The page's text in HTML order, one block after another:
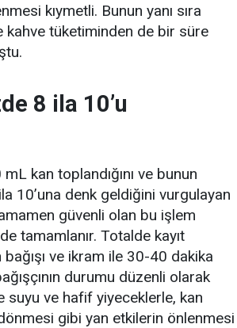
kıymetli. Bunun yanı sıra
tüketiminden de bir süre
8 ila 10’u
kan toplandığını ve bunun
10’una denk geldiğini vurgulayan
güvenli olan bu işlem
tamamlanır. Totalde kayıt
ve ikram ile 30-40 dakika
durumu düzenli olarak
suyu ve hafif yiyeceklerle, kan
gibi yan etkilerin önlenmesi